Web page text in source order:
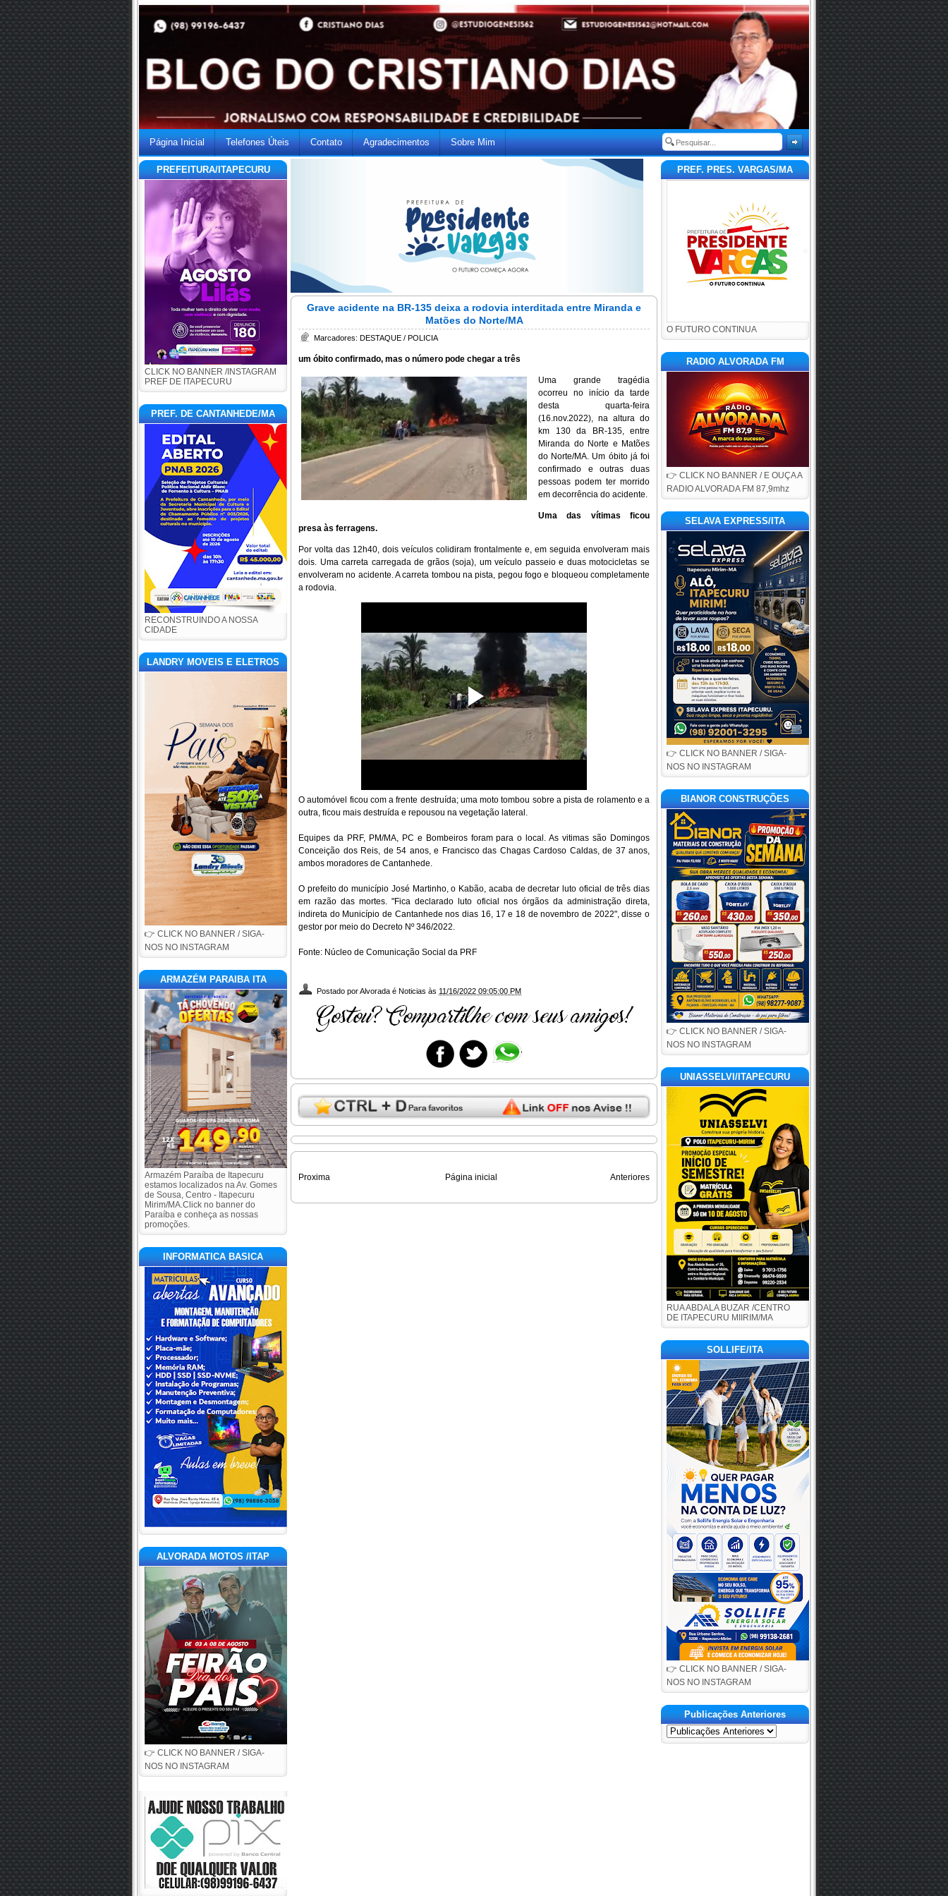
Página Inicial Telefones Úteis Contato Agradecimentos Sobre Mim
PREFEITURA/ITAPECURU
CLICK NO BANNER /INSTAGRAM
PREF DE ITAPECURU
PREF. DE CANTANHEDE/MA
RECONSTRUINDO A NOSSA
CIDADE
LANDRY MOVEIS E ELETROS
👉 CLICK NO BANNER / SIGA-
NOS NO INSTAGRAM
ARMAZÉM PARAIBA ITA
Armazém Paraíba de Itapecuru
estamos localizados na Av. Gomes
de Sousa, Centro - Itapecuru
Mirim/MA.Click no banner do
Paraíba e conheça as nossas
promoções.
INFORMATICA BASICA
ALVORADA MOTOS /ITAP
👉 CLICK NO BANNER / SIGA-
NOS NO INSTAGRAM
Grave acidente na BR-135 deixa a rodovia interditada entre Miranda e
Matões do Norte/MA
Marcadores: DESTAQUE / POLICIA
um óbito confirmado, mas o número pode chegar a três
Uma grande tragédia
ocorreu no início da tarde
desta quarta-feira
(16.nov.2022), na altura do
km 130 da BR-135, entre
Miranda do Norte e Matões
do Norte/MA. Um óbito já foi
confirmado e outras duas
pessoas podem ter morrido
em decorrência do acidente.
Uma das vítimas ficou
presa às ferragens.
Por volta das 12h40, dois veículos colidiram frontalmente e, em seguida envolveram mais
dois. Uma carreta carregada de grãos (soja), um veículo passeio e duas motocicletas se
envolveram no acidente. A carreta tombou na pista, pegou fogo e bloqueou completamente
a rodovia.
O automóvel ficou com a frente destruída; uma moto tombou sobre a pista de rolamento e a
outra, ficou mais destruída e repousou na vegetação lateral.
Equipes da PRF, PM/MA, PC e Bombeiros foram para o local. As vitimas são Domingos
Conceição dos Reis, de 54 anos, e Francisco das Chagas Cardoso Caldas, de 37 anos,
ambos moradores de Cantanhede.
O prefeito do município José Martinho, o Kabão, acaba de decretar luto oficial de três dias
em razão das mortes. "Fica declarado luto oficial nos órgãos da administração direta,
indireta do Município de Cantanhede nos dias 16, 17 e 18 de novembro de 2022", disse o
gestor por meio do Decreto Nº 346/2022.
Fonte: Núcleo de Comunicação Social da PRF
Postado porAlvorada é Noticias às 11/16/2022 09:05:00 PM
Proxima Anteriores
Página inicial
PREF. PRES. VARGAS/MA
O FUTURO CONTINUA
RADIO ALVORADA FM
👉 CLICK NO BANNER / E OUÇA A
RADIO ALVORADA FM 87,9mhz
SELAVA EXPRESS/ITA
👉 CLICK NO BANNER / SIGA-
NOS NO INSTAGRAM
BIANOR CONSTRUÇÕES
👉 CLICK NO BANNER / SIGA-
NOS NO INSTAGRAM
UNIASSELVI/ITAPECURU
RUA ABDALA BUZAR /CENTRO
DE ITAPECURU MIIRIM/MA
SOLLIFE/ITA
👉 CLICK NO BANNER / SIGA-
NOS NO INSTAGRAM
Publicações Anteriores